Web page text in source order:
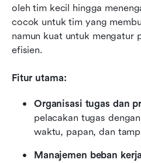
oleh tim kecil hingga
cocok untuk tim yang
namun kuat untuk mengatur
efisien.
Fitur utama:
Organisasi tugas dan
pelacakan tugas
waktu, papan, dan
Manajemen beban